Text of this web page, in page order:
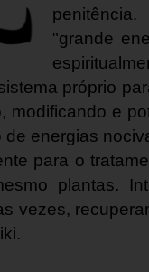
"grande
próprio
modificando e
de energias
para o
plantas.
vezes,